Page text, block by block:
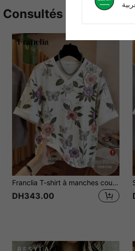
Franclia T-shirt à manches courtes pour femmes, col en V, avec broderie florale et papillon. Polyvalent et décontracté pour le port quotidien.
DH343.00